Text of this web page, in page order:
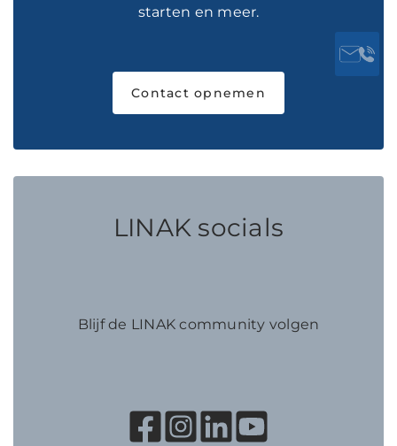
starten en meer.
Contact opnemen
LINAK socials
Blijf de LINAK community volgen